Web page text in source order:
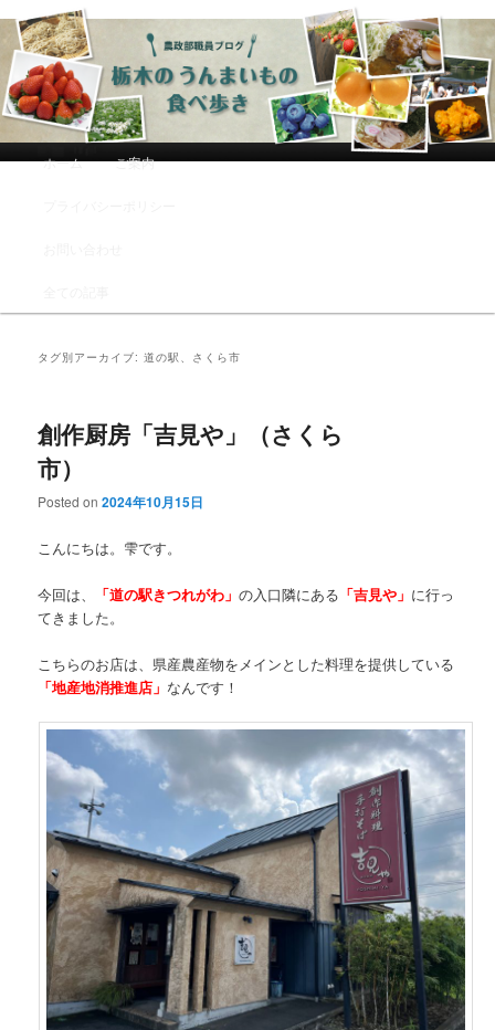
農政部職員ブログ「栃木のうんまい
もの食べ歩き」
メインコンテンツへ移動
サブコンテンツへ移動
ホーム ご案内
タグ別アーカイブ:道の駅、さくら市
創作厨房「吉見や」（さくら
市）
Posted on2024年10月15日
こんにちは。雫です。
今回は、 「道の駅きつれがわ」の入口隣にある 「吉見や」 に行っ
てきました。
こちらのお店は、県産農産物をメインとした料理を提供している
「地産地消推進店」 なんです！